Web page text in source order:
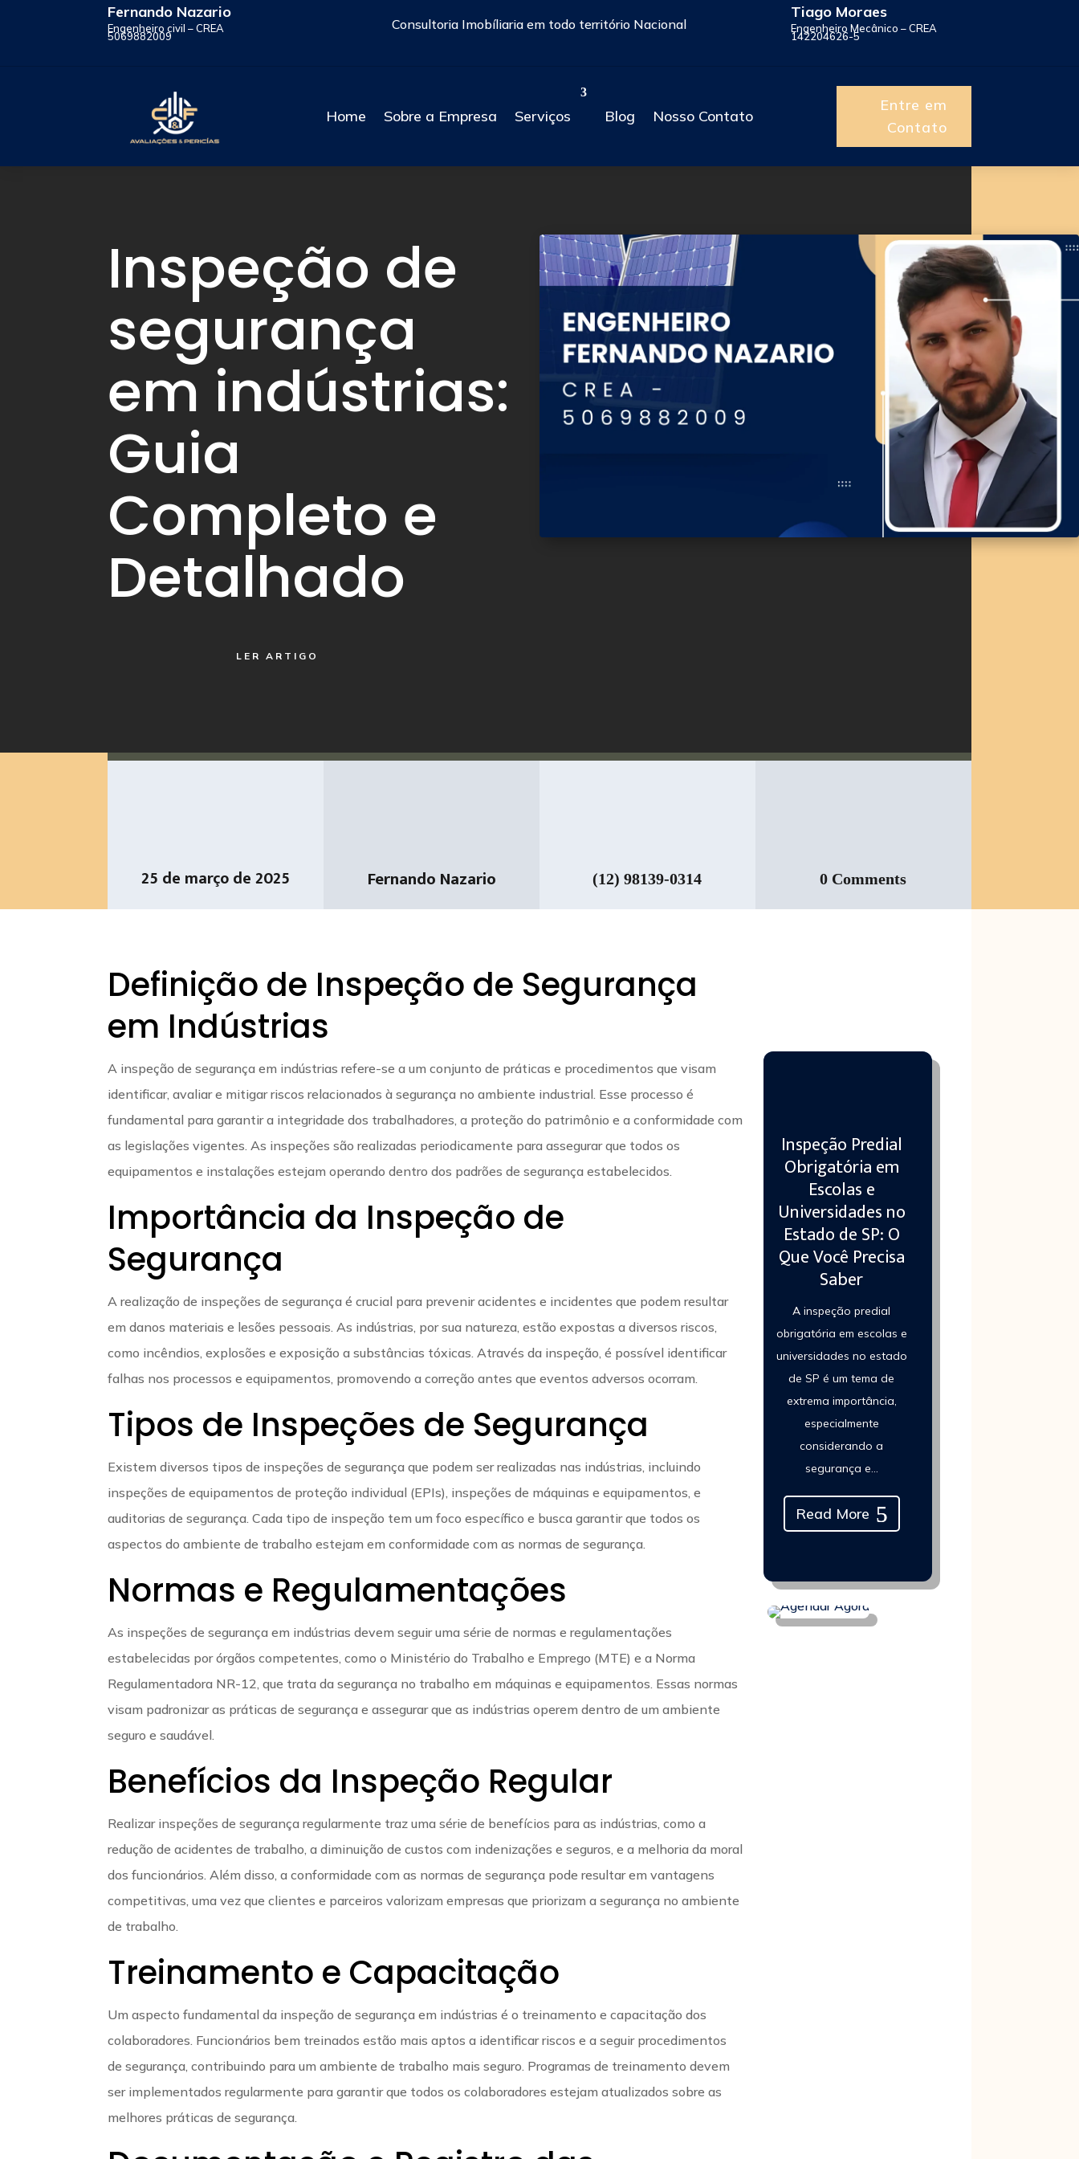
Fernando Nazario
Engenheiro civil – CREA
5069882009
Consultoria Imobíliaria em todo território Nacional
Tiago Moraes
Engenheiro Mecânico – CREA
142204626-5
Home Sobre a Empresa Serviços Blog Nosso Contato
Entre em
Contato
Inspeção de
segurança
em indústrias:
Guia
Completo e
Detalhado
LER ARTIGO
25 de março de 2025 Fernando Nazario (12) 98139-0314 0 Comments
Definição de Inspeção de Segurança
em Indústrias
A inspeção de segurança em indústrias refere-se a um conjunto de práticas e procedimentos que visam
identificar, avaliar e mitigar riscos relacionados à segurança no ambiente industrial. Esse processo é
fundamental para garantir a integridade dos trabalhadores, a proteção do patrimônio e a conformidade com
as legislações vigentes. As inspeções são realizadas periodicamente para assegurar que todos os
equipamentos e instalações estejam operando dentro dos padrões de segurança estabelecidos.
Importância da Inspeção de
Segurança
A realização de inspeções de segurança é crucial para prevenir acidentes e incidentes que podem resultar
em danos materiais e lesões pessoais. As indústrias, por sua natureza, estão expostas a diversos riscos,
como incêndios, explosões e exposição a substâncias tóxicas. Através da inspeção, é possível identificar
falhas nos processos e equipamentos, promovendo a correção antes que eventos adversos ocorram.
Tipos de Inspeções de Segurança
Existem diversos tipos de inspeções de segurança que podem ser realizadas nas indústrias, incluindo
inspeções de equipamentos de proteção individual (EPIs), inspeções de máquinas e equipamentos, e
auditorias de segurança. Cada tipo de inspeção tem um foco específico e busca garantir que todos os
aspectos do ambiente de trabalho estejam em conformidade com as normas de segurança.
Normas e Regulamentações
As inspeções de segurança em indústrias devem seguir uma série de normas e regulamentações
estabelecidas por órgãos competentes, como o Ministério do Trabalho e Emprego (MTE) e a Norma
Regulamentadora NR-12, que trata da segurança no trabalho em máquinas e equipamentos. Essas normas
visam padronizar as práticas de segurança e assegurar que as indústrias operem dentro de um ambiente
seguro e saudável.
Benefícios da Inspeção Regular
Realizar inspeções de segurança regularmente traz uma série de benefícios para as indústrias, como a
redução de acidentes de trabalho, a diminuição de custos com indenizações e seguros, e a melhoria da moral
dos funcionários. Além disso, a conformidade com as normas de segurança pode resultar em vantagens
competitivas, uma vez que clientes e parceiros valorizam empresas que priorizam a segurança no ambiente
de trabalho.
Treinamento e Capacitação
Um aspecto fundamental da inspeção de segurança em indústrias é o treinamento e capacitação dos
colaboradores. Funcionários bem treinados estão mais aptos a identificar riscos e a seguir procedimentos
de segurança, contribuindo para um ambiente de trabalho mais seguro. Programas de treinamento devem
ser implementados regularmente para garantir que todos os colaboradores estejam atualizados sobre as
melhores práticas de segurança.
Inspeção Predial
Obrigatória em
Escolas e
Universidades no
Estado de SP: O
Que Você Precisa
Saber
A inspeção predial
obrigatória em escolas e
universidades no estado
de SP é um tema de
extrema importância,
especialmente
considerando a
segurança e...
Read More